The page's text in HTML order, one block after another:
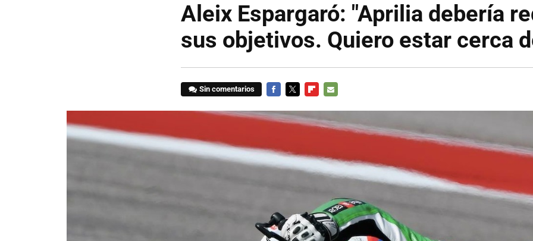
Aleix Espargaró: "Aprilia debería
sus objetivos. Quiero estar cerca
Sin comentarios